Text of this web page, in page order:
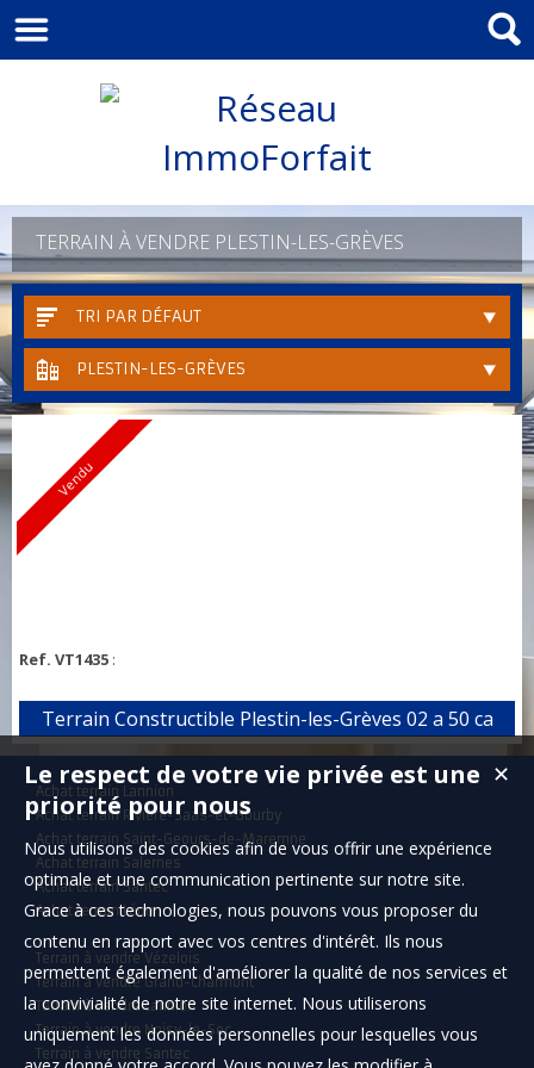
TERRAIN À VENDRE PLESTIN-LES-GRÈVES
TRI PAR DÉFAUT
PLESTIN-LES-GRÈVES
Vendu
Ref. VT1435 :
Terrain Constructible Plestin-les-Grèves 02 a 50 ca
Achat terrain Lannion
Achat terrain Rivière-Saas-et-Gourby
Achat terrain Saint-Geours-de-Maremne
Achat terrain Salernes
Achat terrain Santec
Achat terrain Léon
Terrain à vendre Vézelois
Terrain à vendre Grand-Charmont
Terrain à vendre Lannion
Terrain à vendre Noisy-le-Sec
Terrain à vendre Santec
✕
Le respect de votre vie privée est une
priorité pour nous
Nous utilisons des cookies afin de vous offrir une expérience
optimale et une communication pertinente sur notre site.
Grace à ces technologies, nous pouvons vous proposer du
contenu en rapport avec vos centres d'intérêt. Ils nous
permettent également d'améliorer la qualité de nos services et
la convivialité de notre site internet. Nous utiliserons
uniquement les données personnelles pour lesquelles vous